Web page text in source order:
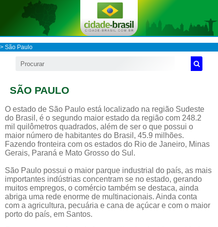
> São Paulo
SÃO PAULO
O estado de São Paulo está localizado na região Sudeste
do Brasil, é o segundo maior estado da região com 248.2
mil quilômetros quadrados, além de ser o que possui o
maior número de habitantes do Brasil, 45.9 milhões.
Fazendo fronteira com os estados do Rio de Janeiro, Minas
Gerais, Paraná e Mato Grosso do Sul.
São Paulo possui o maior parque industrial do país, as mais
importantes indústrias concentram se no estado, gerando
muitos empregos, o comércio também se destaca, ainda
abriga uma rede enorme de multinacionais. Ainda conta
com a agricultura, pecuária e cana de açúcar e com o maior
porto do país, em Santos.